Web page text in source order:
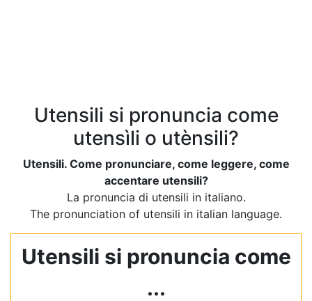
Utensili si pronuncia come
utensìli o utènsili?
Utensili. Come pronunciare, come leggere, come
accentare utensili?
La pronuncia di utensili in italiano.
The pronunciation of utensili in italian language.
Utensili si pronuncia come
...